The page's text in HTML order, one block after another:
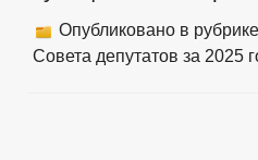
Опубликовано в рубрике
Совета депутатов за 2025